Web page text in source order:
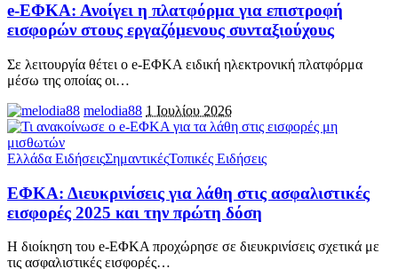
e-ΕΦΚΑ: Ανοίγει η πλατφόρμα για επιστροφή
εισφορών στους εργαζόμενους συνταξιούχους
Σε λειτουργία θέτει ο e-ΕΦΚΑ ειδική ηλεκτρονική πλατφόρμα
μέσω της οποίας οι…
melodia88 1 Ιουλίου 2026
Ελλάδα ΕιδήσειςΣημαντικέςΤοπικές Ειδήσεις
ΕΦΚΑ: Διευκρινίσεις για λάθη στις ασφαλιστικές
εισφορές 2025 και την πρώτη δόση
Η διοίκηση του e-ΕΦΚΑ προχώρησε σε διευκρινίσεις σχετικά με
τις ασφαλιστικές εισφορές…